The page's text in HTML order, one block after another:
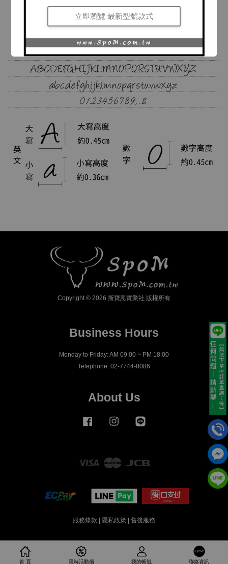
立即瀏覽 最新型號款式
Copyright © 2026 斯寶恩實業社 版權所有
Business Hours
Monday to Friday: AM 09:00 ~ PM 18:00
Telephone: 02-7744-8086
About Us
Facebook Instagram
Visa Master
服務條款 隱私政策 售後服務
首 頁 限時活動價 我的帳號 聯絡資訊